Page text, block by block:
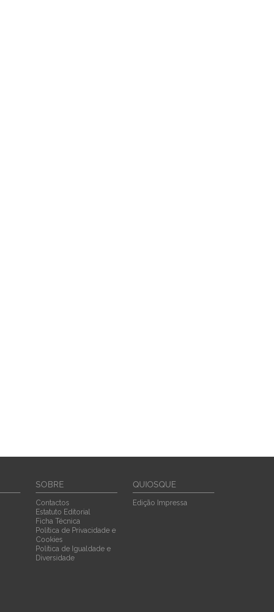
SOBRE
Contactos
Estatuto Editorial
Ficha Técnica
Política de Privacidade e
Cookies
Política de Igualdade e
Diversidade
QUIOSQUE
Edição Impressa